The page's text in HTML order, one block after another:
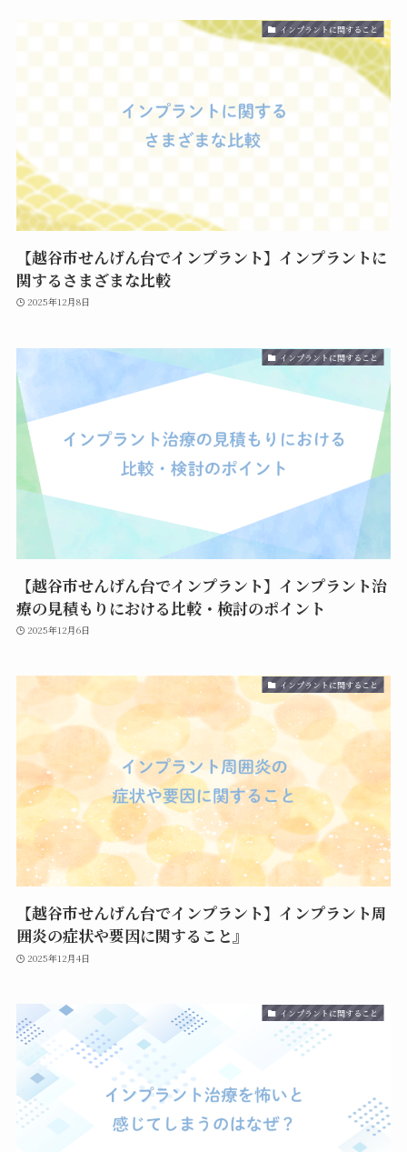
インプラントに関すること
【越谷市せんげん台でインプラント】インプラントに
関するさまざまな比較
2025年12月8日
インプラントに関すること
【越谷市せんげん台でインプラント】インプラント治
療の見積もりにおける比較・検討のポイント
2025年12月6日
インプラントに関すること
【越谷市せんげん台でインプラント】インプラント周
囲炎の症状や要因に関すること』
2025年12月4日
インプラントに関すること